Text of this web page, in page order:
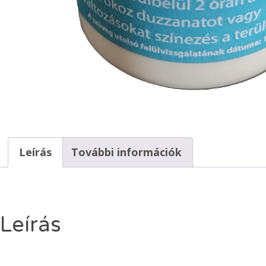
Leírás További információk
Leírás